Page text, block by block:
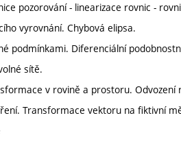
pozorování - linearizace rovnic -
vyrovnání. Chybová elipsa.
podmínkami. Diferenciální
sítě.
v rovině a prostoru. Odvození
Transformace vektoru na fiktivní